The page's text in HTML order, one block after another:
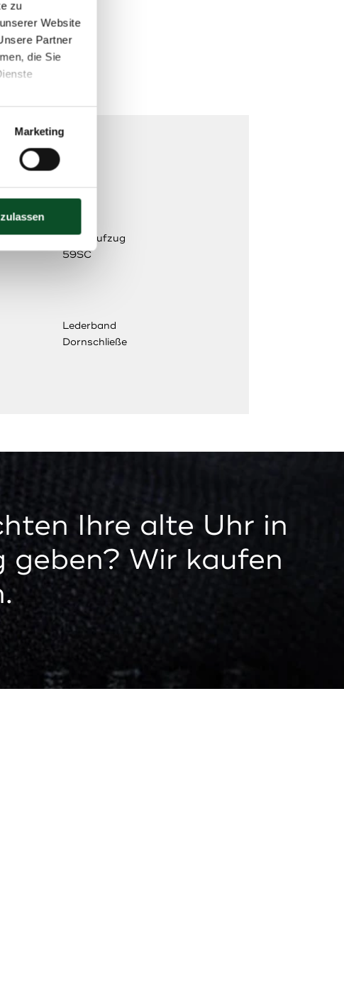
zu
Website
Partner
die Sie
Marketing
Handaufzug
59SC
Lederband
Dornschließe
Ihre alte Uhr in
geben? Wir kaufen